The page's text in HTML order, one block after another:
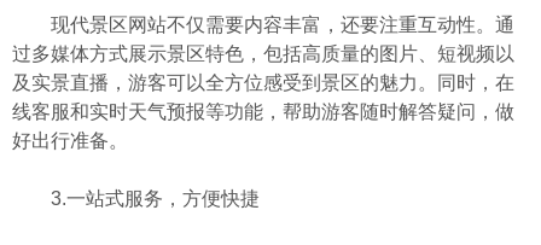
现代景区网站不仅需要内容丰富，还要注重互动性。通
过多媒体方式展示景区特色，包括高质量的图片、短视频以
及实景直播，游客可以全方位感受到景区的魅力。同时，在
线客服和实时天气预报等功能，帮助游客随时解答疑问，做
好出行准备。
3.一站式服务，方便快捷